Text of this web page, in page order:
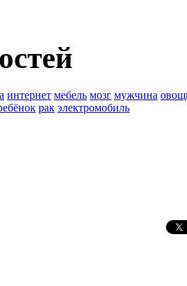
интернет мебель мозг мужчина
рак электромобиль